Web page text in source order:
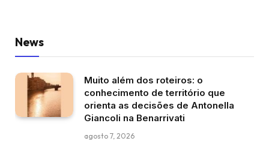
News
Muito além dos roteiros: o
conhecimento de território que
orienta as decisões de Antonella
Giancoli na Benarrivati
agosto 7, 2026